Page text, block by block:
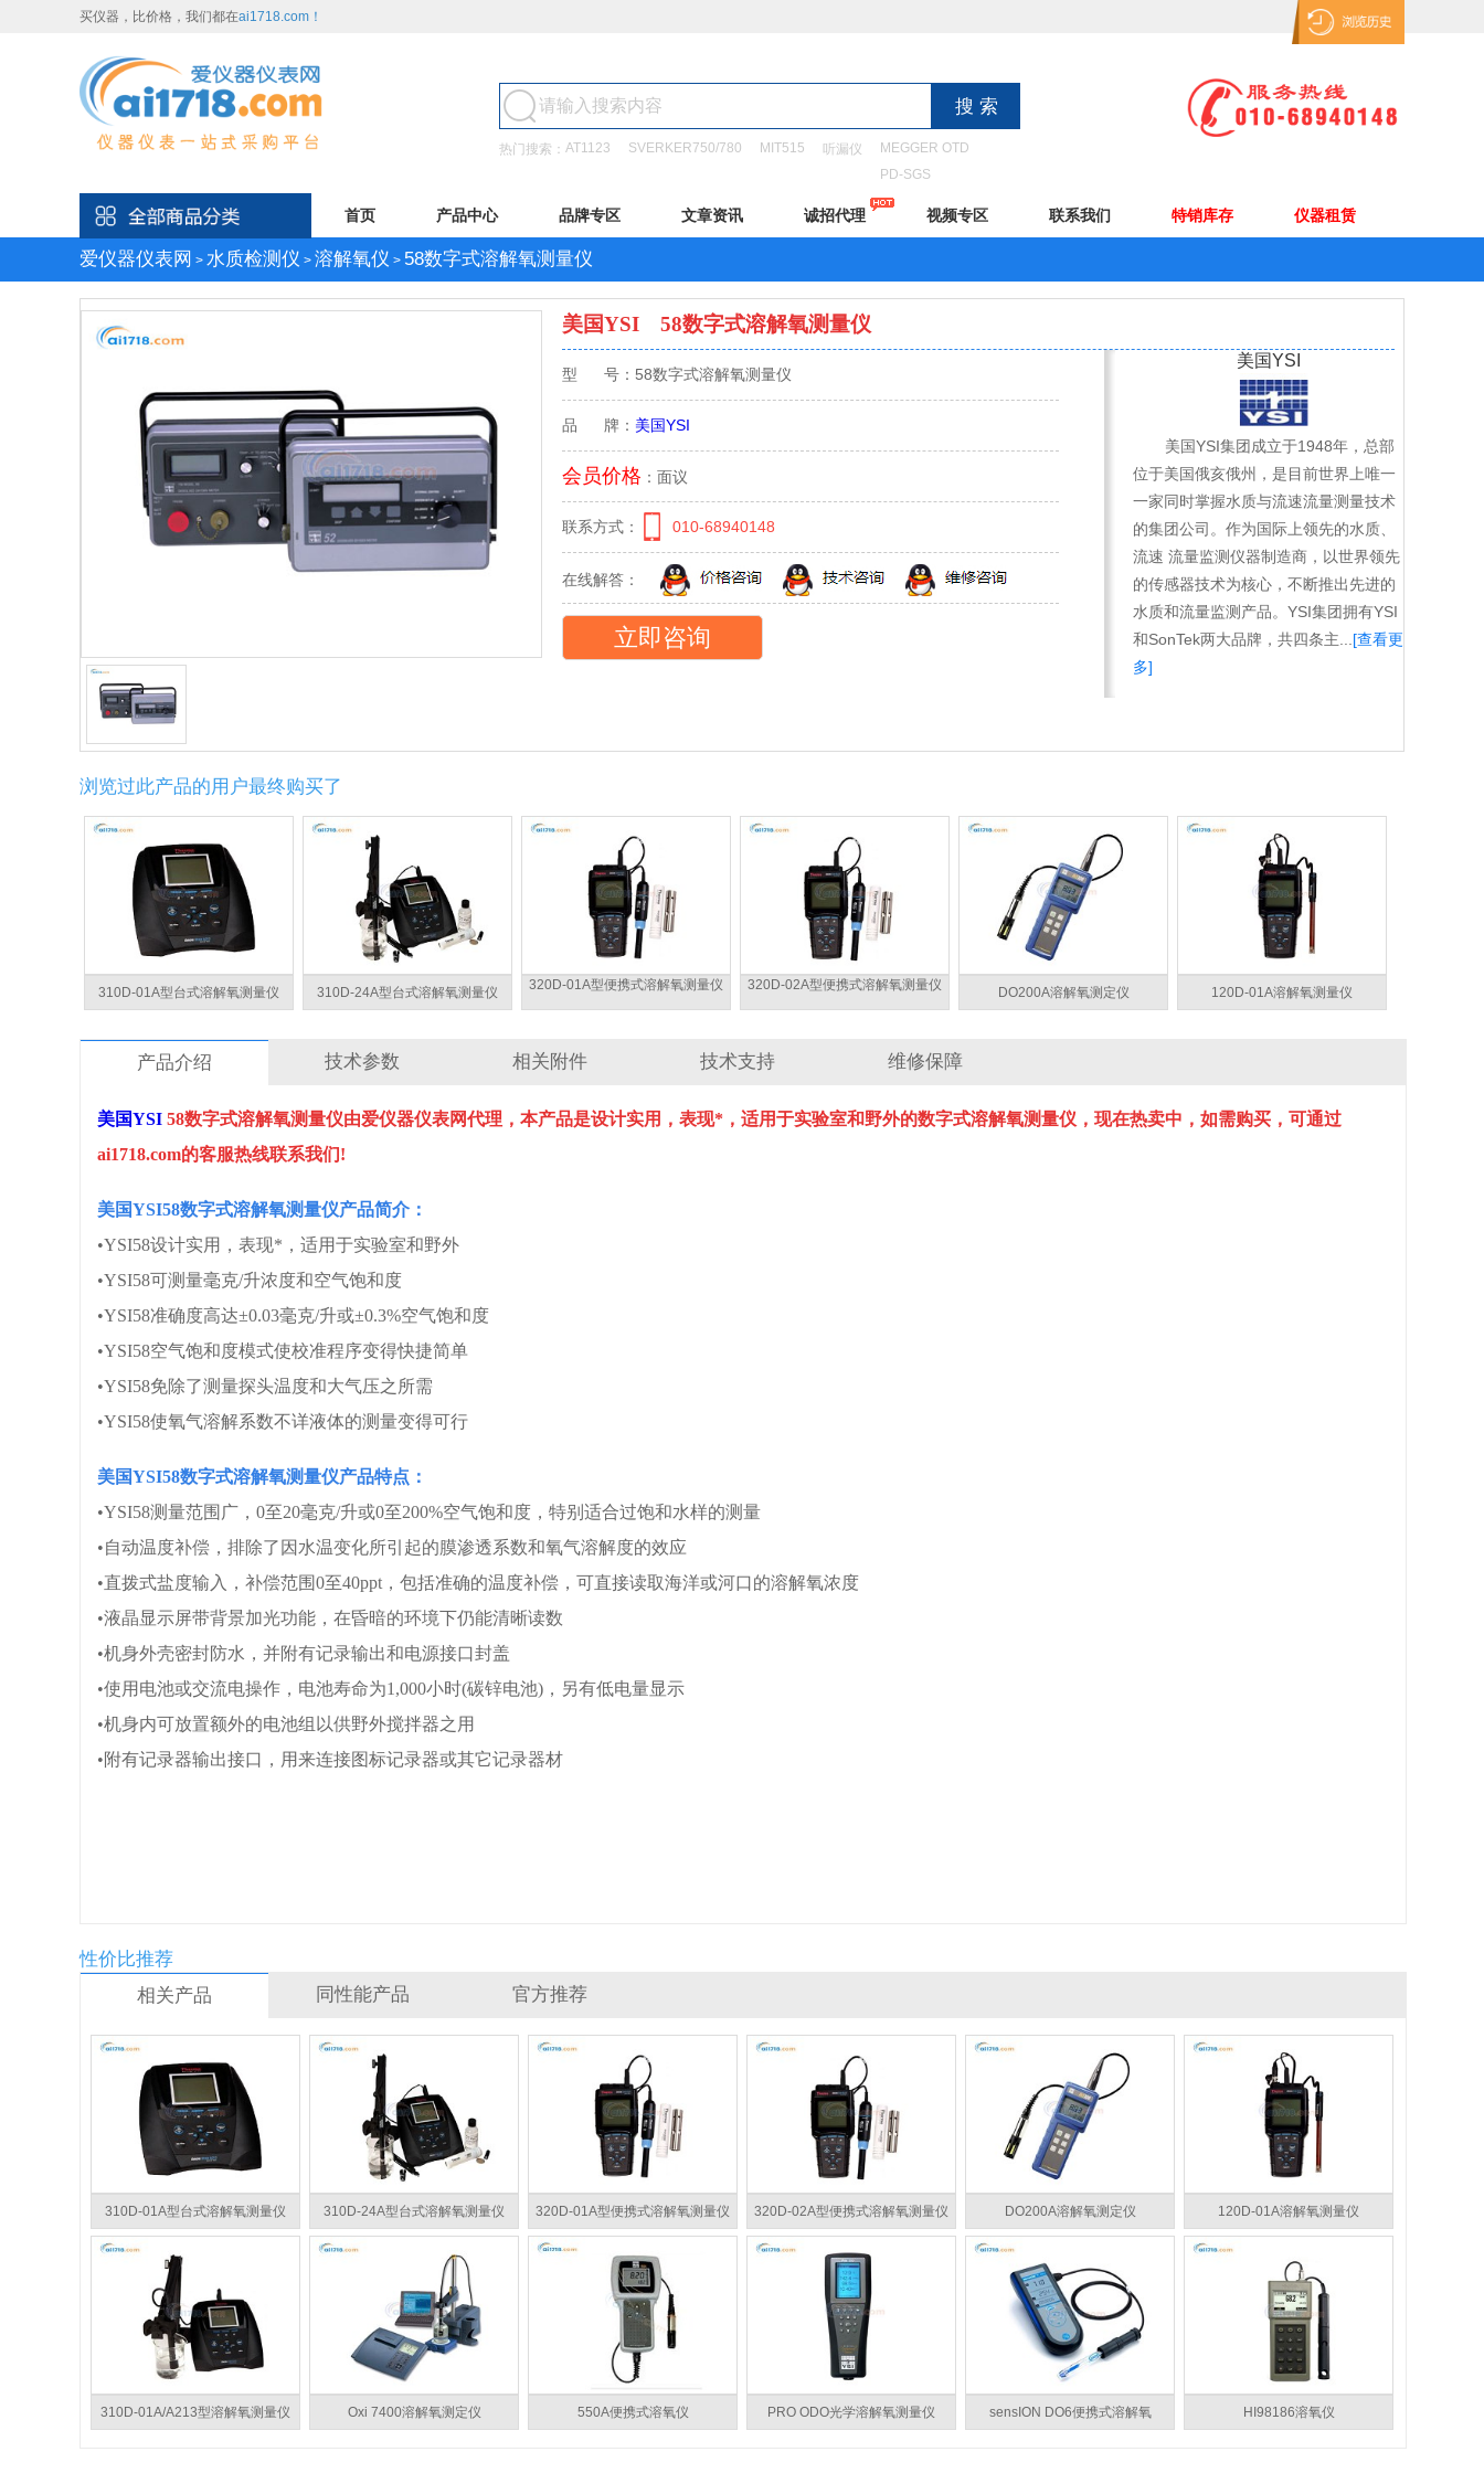
买仪器，比价格，我们都在ai1718.com！
热门搜索： AT1123 SVERKER750/780 MIT515 听漏仪
MEGGER OTD
PD-SGS
首页 产品中心 品牌专区 文章资讯 诚招代理 视频专区 联系我们 特销库存 仪器租赁
爱仪器仪表网 > 水质检测仪 > 溶解氧仪 > 58数字式溶解氧测量仪
美国YSI 58数字式溶解氧测量仪
型 号：58数字式溶解氧测量仪
品 牌： 美国YSI
会员价格 ：面议
联系方式： 010-68940148
在线解答：
立即咨询
美国YSI
美国YSI集团成立于1948年，总部
位于美国俄亥俄州，是目前世界上唯一
一家同时掌握水质与流速流量测量技术
的集团公司。作为国际上领先的水质、
流速 流量监测仪器制造商，以世界领先
的传感器技术为核心，不断推出先进的
水质和流量监测产品。YSI集团拥有YSI
和SonTek两大品牌，共四条主...[查看更
多]
浏览过此产品的用户最终购买了
310D-01A型台式溶解氧测量仪 310D-24A型台式溶解氧测量仪 320D-01A型便携式溶解氧测量仪 320D-02A型便携式溶解氧测量仪 DO200A溶解氧测定仪 120D-01A溶解氧测量仪
产品介绍 技术参数 相关附件 技术支持 维修保障
美国YSI 58数字式溶解氧测量仪由爱仪器仪表网代理，本产品是设计实用，表现*，适用于实验室和野外的数字式溶解氧测量仪，现在热卖中，如需购买，可通过
ai1718.com的客服热线联系我们!
美国YSI58数字式溶解氧测量仪产品简介：
•YSI58设计实用，表现*，适用于实验室和野外
•YSI58可测量毫克/升浓度和空气饱和度
•YSI58准确度高达±0.03毫克/升或±0.3%空气饱和度
•YSI58空气饱和度模式使校准程序变得快捷简单
•YSI58免除了测量探头温度和大气压之所需
•YSI58使氧气溶解系数不详液体的测量变得可行
美国YSI58数字式溶解氧测量仪产品特点：
•YSI58测量范围广，0至20毫克/升或0至200%空气饱和度，特别适合过饱和水样的测量
•自动温度补偿，排除了因水温变化所引起的膜渗透系数和氧气溶解度的效应
•直拨式盐度输入，补偿范围0至40ppt，包括准确的温度补偿，可直接读取海洋或河口的溶解氧浓度
•液晶显示屏带背景加光功能，在昏暗的环境下仍能清晰读数
•机身外壳密封防水，并附有记录输出和电源接口封盖
•使用电池或交流电操作，电池寿命为1,000小时(碳锌电池)，另有低电量显示
•机身内可放置额外的电池组以供野外搅拌器之用
•附有记录器输出接口，用来连接图标记录器或其它记录器材
性价比推荐
相关产品
同性能产品 官方推荐
310D-01A型台式溶解氧测量仪 310D-24A型台式溶解氧测量仪 320D-01A型便携式溶解氧测量仪 320D-02A型便携式溶解氧测量仪 DO200A溶解氧测定仪 120D-01A溶解氧测量仪
310D-01A/A213型溶解氧测量仪 Oxi 7400溶解氧测定仪 550A便携式溶氧仪 PRO ODO光学溶解氧测量仪 sensION DO6便携式溶解氧 HI98186溶氧仪